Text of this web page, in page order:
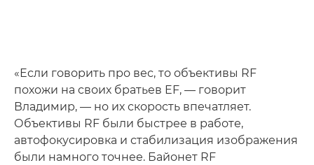
«Если говорить про вес, то объективы RF
похожи на своих братьев EF, — говорит
Владимир, — но их скорость впечатляет.
Объективы RF были быстрее в работе,
автофокусировка и стабилизация изображения
были намного точнее. Байонет RF